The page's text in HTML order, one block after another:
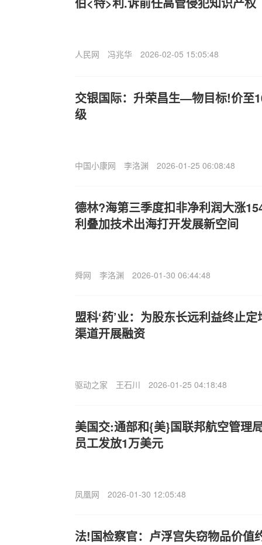
人民网 冯兆华 2026-02-05 15:05:48
交银国际：升荣昌生—物目标!价至
级
中国小康网 李洛渊 2026-01-25 06:08:48
德林?海第三季度扣非净利润大涨
利叠加技术出海打开发展新空间
舜网 李洛渊 2026-01-30 06:44:48
盟科‘药’业：为股东长远利益终止
渠道开展融资
驱动之家 王石川 2026-01-25 04:18:48
美国交:通部和{美}国联邦航空管理
员工发放1万美元
凤凰网 2026-01-30 12:05:48
法!国检察官：卢浮宫失窃物品价值